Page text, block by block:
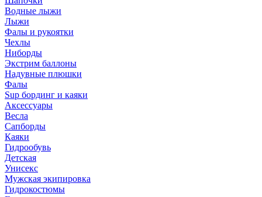
Водные лыжи
Лыжи
Фалы и рукоятки
Чехлы
Ниборды
Экстрим баллоны
Надувные плюшки
Фалы
Sup бординг и каяки
Аксессуары
Весла
Сапборды
Каяки
Гидрообувь
Детская
Унисекс
Мужская экипировка
Гидрокостюмы